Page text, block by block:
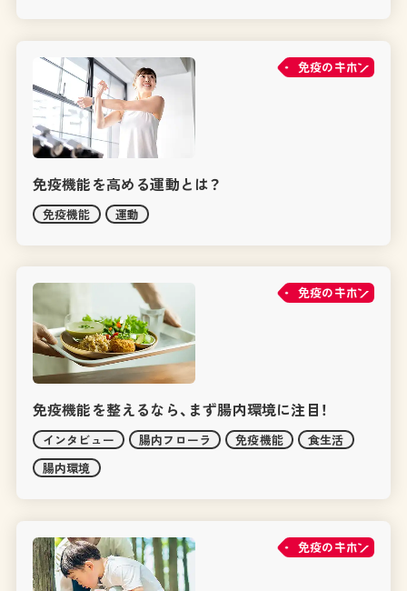
免疫の
免疫機能を高める運動とは？
免疫機能 運動
免疫の
免疫機能を整えるなら、まず腸内環境に注目！
インタビュー 腸内フローラ 免疫機能
食生活
腸内環境
免疫の